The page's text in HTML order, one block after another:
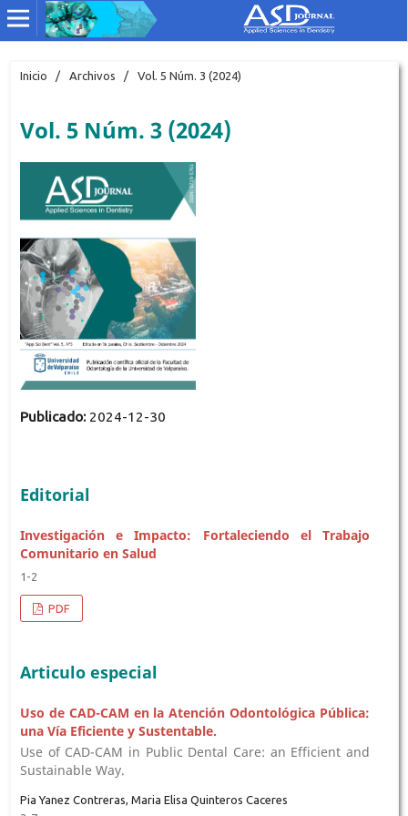
Inicio / Archivos / Vol. 5 Núm. 3 (2024)
Vol. 5 Núm. 3 (2024)
Publicado: 2024-12-30
Editorial
Investigación e Impacto: Fortaleciendo el Trabajo
Comunitario en Salud
1-2
PDF
Articulo especial
Uso de CAD-CAM en la Atención Odontológica Pública:
una Vía Eficiente y Sustentable.
Use of CAD-CAM in Public Dental Care: an Efficient and
Sustainable Way.
Pia Yanez Contreras, Maria Elisa Quinteros Caceres